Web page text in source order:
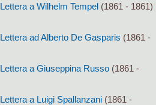
Lettera a Wilhelm Tempel (1861 - 1861)
Lettera ad Alberto De Gasparis (1861 -
Lettera a Giuseppina Russo (1861 -
Lettera a Luigi Spallanzani (1861 -